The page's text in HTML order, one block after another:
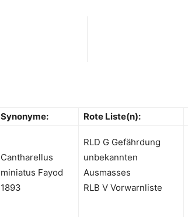
Synonyme: Rote Liste(n):
Cantharellus
miniatus Fayod
1893
RLD G Gefährdung
unbekannten
Ausmasses
RLB V Vorwarnliste